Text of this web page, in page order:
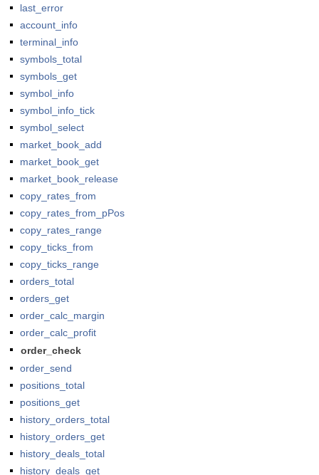
last_error
account_info
terminal_info
symbols_total
symbols_get
symbol_info
symbol_info_tick
symbol_select
market_book_add
market_book_get
market_book_release
copy_rates_from
copy_rates_from_pPos
copy_rates_range
copy_ticks_from
copy_ticks_range
orders_total
orders_get
order_calc_margin
order_calc_profit
order_check
order_send
positions_total
positions_get
history_orders_total
history_orders_get
history_deals_total
history_deals_get